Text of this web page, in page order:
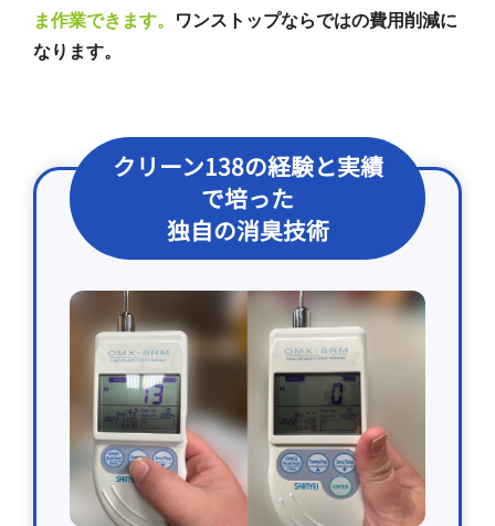
ま作業できます。
ワンストップならではの費用削減に
なります。
クリーン138の経験と実績
で培った
独自の消臭技術